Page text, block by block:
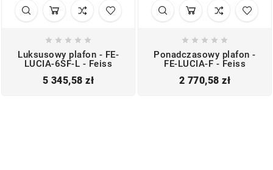
    
Luksusowy plafon - FE-
LUCIA-6SF-L - Feiss
5 345,58 złCena
    
Ponadczasowy plafon -
FE-LUCIA-F - Feiss
2 770,58 złCena